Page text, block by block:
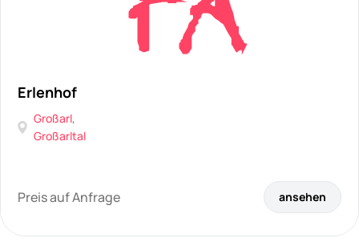
Erlenhof
Großarl,
Großarltal
Preis auf Anfrage ansehen